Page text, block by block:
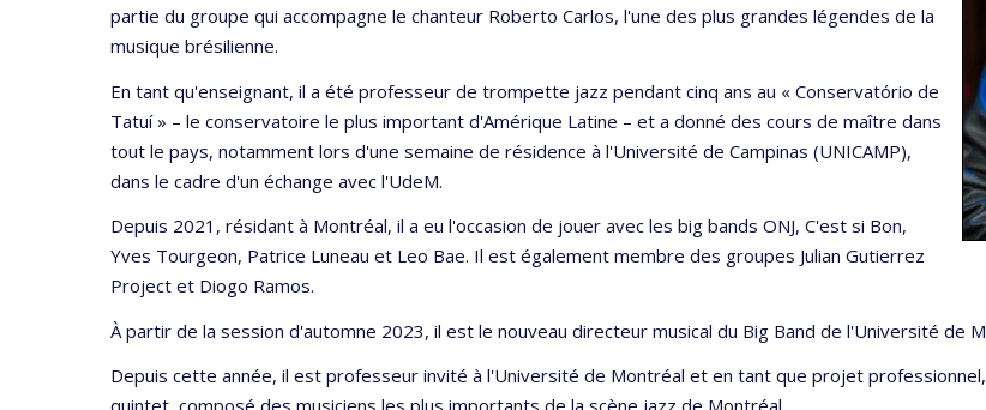
partie du groupe qui accompagne le chanteur Roberto Carlos, l'une des plus grandes légendes de la
musique brésilienne.
En tant qu'enseignant, il a été professeur de trompette jazz pendant cinq ans au « Conservatório de
Tatuí » – le conservatoire le plus important d'Amérique Latine – et a donné des cours de maître dans
tout le pays, notamment lors d'une semaine de résidence à l'Université de Campinas (UNICAMP),
dans le cadre d'un échange avec l'UdeM.
Depuis 2021, résidant à Montréal, il a eu l'occasion de jouer avec les big bands ONJ, C'est si Bon,
Yves Tourgeon, Patrice Luneau et Leo Bae. Il est également membre des groupes Julian Gutierrez
Project et Diogo Ramos.
À partir de la session d'automne 2023, il est le nouveau directeur musical du Big Band de l'Université de
Depuis cette année, il est professeur invité à l'Université de Montréal et en tant que projet professionnel,
quintet, composé des musiciens les plus importants de la scène jazz de Montréal.